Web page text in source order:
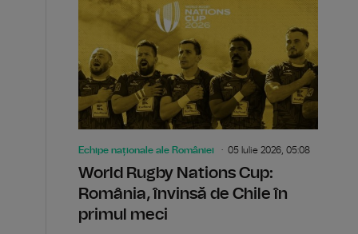
Echipe naționale ale României 05 Iulie 2026, 05:08
World Rugby Nations Cup:
România, învinsă de Chile în
primul meci